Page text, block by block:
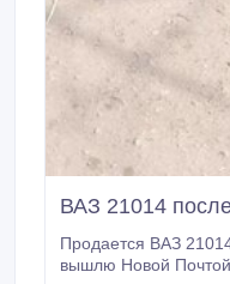
ВАЗ 21014
Продается ВАЗ 21014 после
вышлю Новой